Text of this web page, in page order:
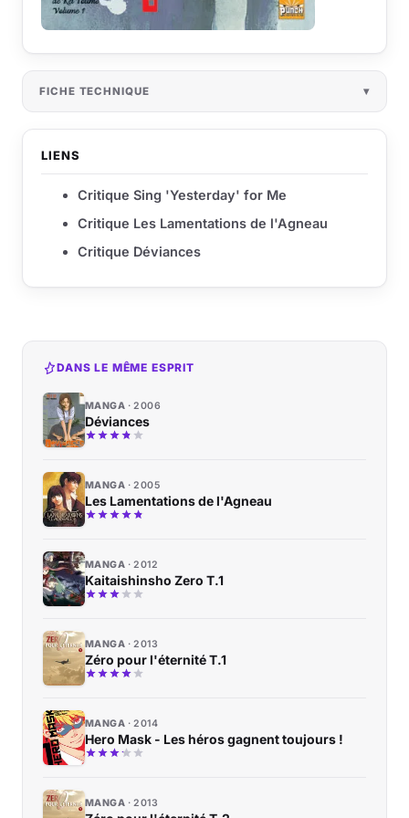
FICHE TECHNIQUE
LIENS
Critique Sing 'Yesterday' for Me
Critique Les Lamentations de l'Agneau
Critique Déviances
DANS LE MÊME ESPRIT
MANGA 2006
Déviances
MANGA 2005
Les Lamentations de l'Agneau
MANGA 2012
Kaitaishinsho Zero T.1
MANGA 2013
Zéro pour l'éternité T.1
MANGA 2014
Hero Mask - Les héros gagnent toujours !
MANGA 2013